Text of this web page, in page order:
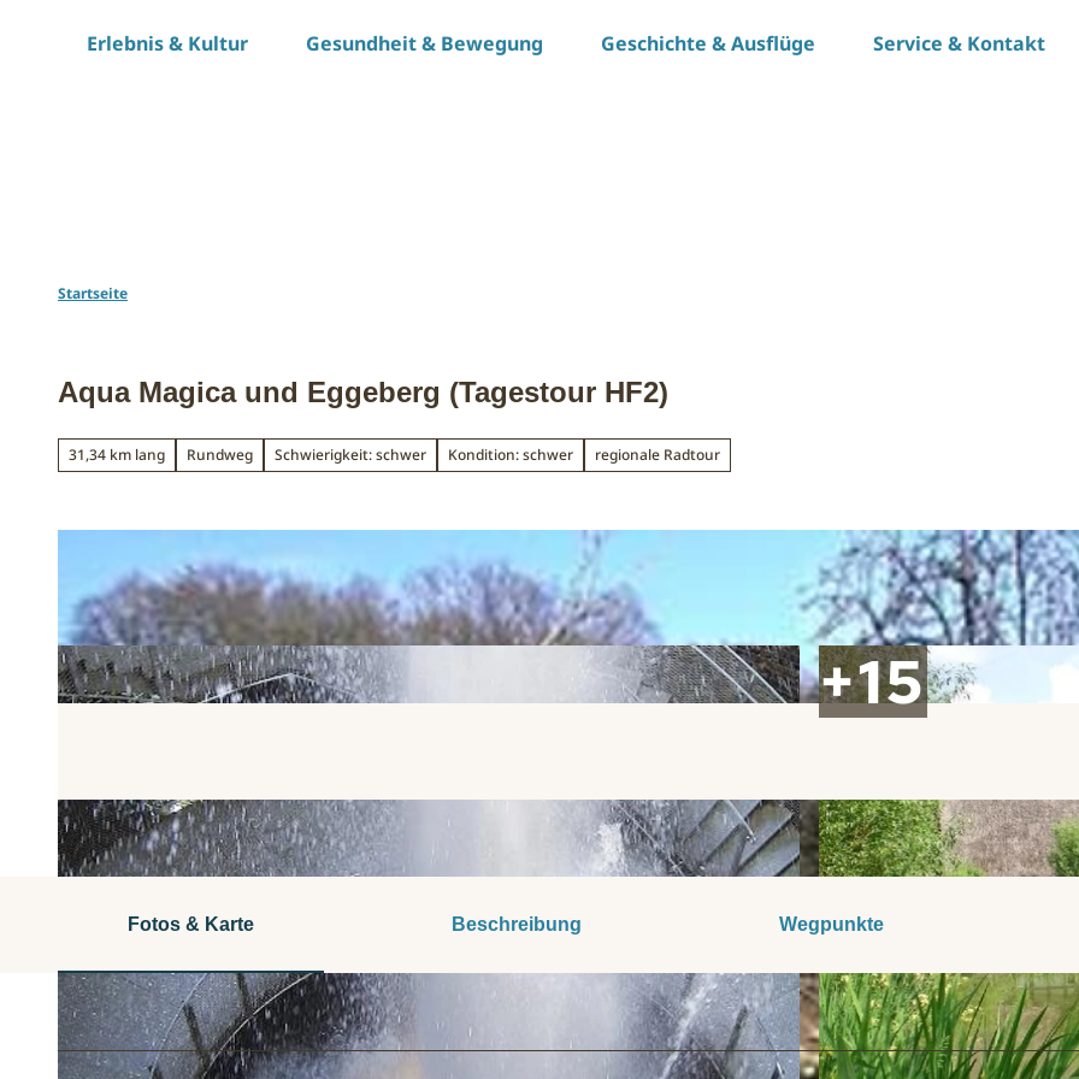
Erlebnis & Kultur Gesundheit & Bewegung Geschichte & Ausflüge Service & Kontakt
Startseite
Aqua Magica und Eggeberg (Tagestour HF2)
31,34 km lang Rundweg Schwierigkeit: schwer Kondition: schwer regionale Radtour
Fotos & Karte Beschreibung Wegpunkte